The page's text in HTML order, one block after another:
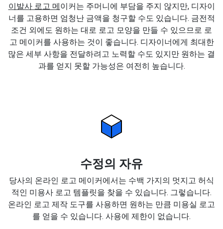
이발사 로고 메이커는 주머니에 부담을 주지 않지만, 디자이
너를 고용하면 엄청난 금액을 청구할 수도 있습니다. 금전적
조건 외에도 원하는 대로 로고 모양을 만들 수 있으므로 로
고 메이커를 사용하는 것이 좋습니다. 디자이너에게 최대한
많은 세부 사항을 전달하려고 노력할 수도 있지만 원하는 결
과를 얻지 못할 가능성은 여전히 높습니다.
수정의 자유
당사의 온라인 로고 메이커에서는 수백 가지의 멋지고 허식
적인 미용사 로고 템플릿을 찾을 수 있습니다. 그렇습니다.
온라인 로고 제작 도구를 사용하면 원하는 만큼 미용실 로고
를 얻을 수 있습니다. 사용에 제한이 없습니다.